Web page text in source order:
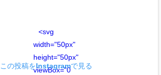
<svg
width="50px"
height="50px"
viewBox="0
この投稿をInstagramで見る